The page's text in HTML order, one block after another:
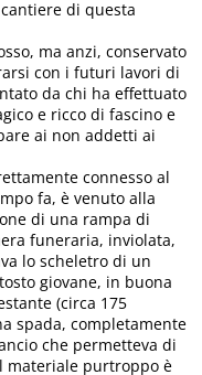
di questa
ma anzi, conservato
con i futuri lavori di
da chi ha effettuato
e ricco di fascino e
ai non addetti ai
connesso al
fa, è venuto alla
di una rampa di
funeraria, inviolata,
lo scheletro di un
giovane, in buona
(circa 175
spada, completamente
che permetteva di
materiale purtroppo è